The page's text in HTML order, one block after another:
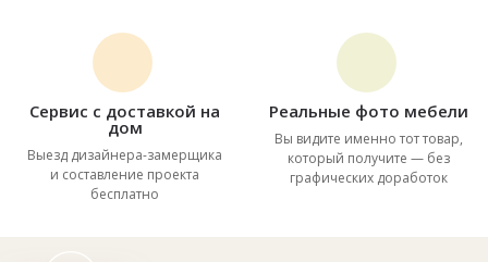
Сервис с доставкой на
дом
Выезд дизайнера-замерщика
и составление проекта
бесплатно
Реальные фото мебели
Вы видите именно тот товар,
который получите — без
графических доработок